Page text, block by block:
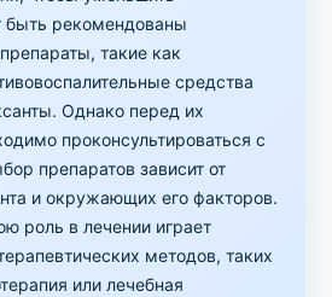
быть рекомендованы
такие как
средства
Однако перед их
проконсультироваться с
препаратов зависит от
и окружающих его факторов.
роль в лечении играет
методов, таких
или лечебная